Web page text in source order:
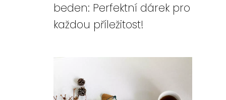
beden: Perfektní dárek pro
každou příležitost!